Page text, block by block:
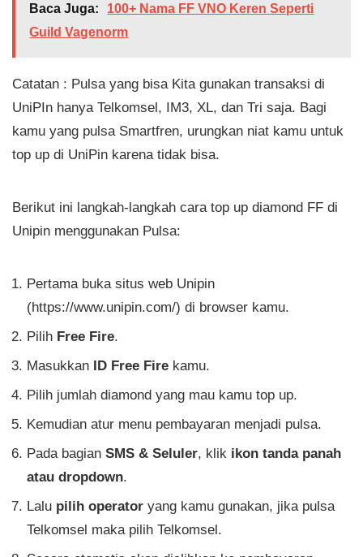
Baca Juga:
100+ Nama FF VNO Keren Seperti
Guild Vagenorm
Catatan : Pulsa yang bisa Kita gunakan transaksi di
UniPIn hanya Telkomsel, IM3, XL, dan Tri saja. Bagi
kamu yang pulsa Smartfren, urungkan niat kamu untuk
top up di UniPin karena tidak bisa.
Berikut ini langkah-langkah cara top up diamond FF di
Unipin menggunakan Pulsa:
Pertama buka situs web Unipin
(https://www.unipin.com/) di browser kamu.
Pilih Free Fire.
Masukkan ID Free Fire kamu.
Pilih jumlah diamond yang mau kamu top up.
Kemudian atur menu pembayaran menjadi pulsa.
Pada bagian SMS & Seluler, klik ikon tanda panah
atau dropdown.
Lalu pilih operator yang kamu gunakan, jika pulsa
Telkomsel maka pilih Telkomsel.